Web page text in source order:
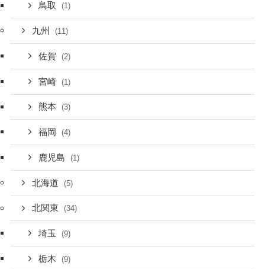
鳥取 (1)
九州 (11)
佐賀 (2)
宮崎 (1)
熊本 (3)
福岡 (4)
鹿児島 (1)
北海道 (5)
北関東 (34)
埼玉 (9)
栃木 (9)